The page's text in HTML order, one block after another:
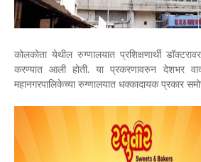
कोलकोता येथील रुग्णालयात प्रशिक्षणार्थी
करण्यात आली होती. या प्रकरणावरुन देशभर
महानगरपालिकेच्या रुग्णालयात धक्कादायक प्रकार